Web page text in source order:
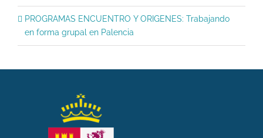
PROGRAMAS ENCUENTRO Y ORIGENES: Trabajando
en forma grupal en Palencia